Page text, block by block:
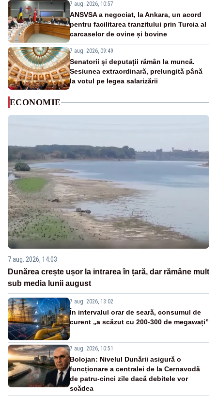
7 aug. 2026, 10:57
ANSVSA a negociat, la Ankara, un acord
pentru facilitarea tranzitului prin Turcia al
carcaselor de ovine și bovine
7 aug. 2026, 09:49
Senatorii și deputații rămân la muncă.
Sesiunea extraordinară, prelungită până
la votul pe legea salarizării
ECONOMIE
7 aug. 2026, 14:03
Dunărea crește ușor la intrarea în țară, dar rămâne mult
sub media lunii august
7 aug. 2026, 13:02
În intervalul orar de seară, consumul de
curent „a scăzut cu 200-300 de megawați”
7 aug. 2026, 10:51
Bolojan: Nivelul Dunării asigură o
funcționare a centralei de la Cernavodă
de patru-cinci zile dacă debitele vor
scădea